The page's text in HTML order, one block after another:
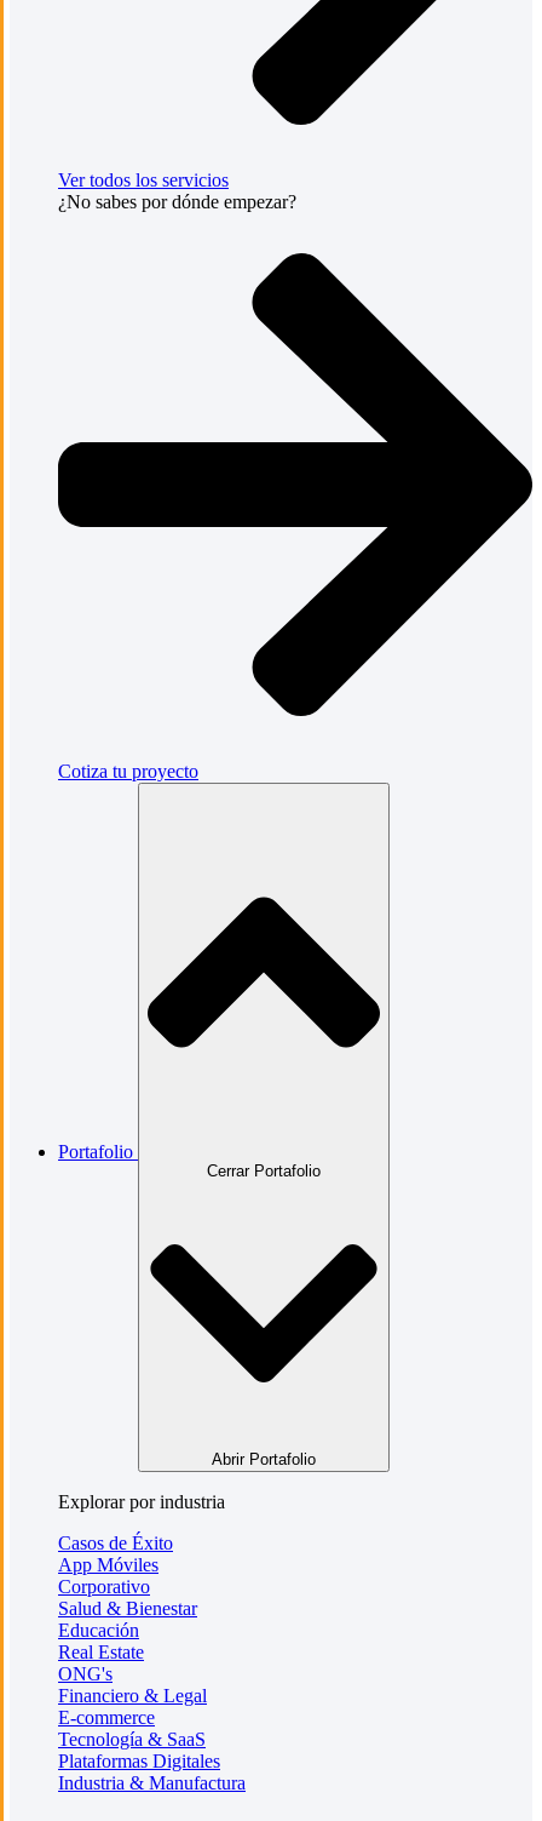
Ver todos los servicios
¿No sabes por dónde empezar?
Cotiza tu proyecto
Portafolio
Cerrar Portafolio
Abrir Portafolio
Explorar por industria
Casos de Éxito
App Móviles
Corporativo
Salud & Bienestar
Educación
Real Estate
ONG's
Financiero & Legal
E-commerce
Tecnología & SaaS
Plataformas Digitales
Industria & Manufactura